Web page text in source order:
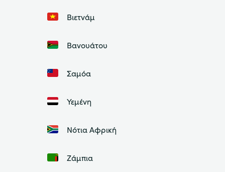
Βιετνάμ
Βανουάτου
Σαμόα
Υεμένη
Νότια Αφρική
Ζάμπια